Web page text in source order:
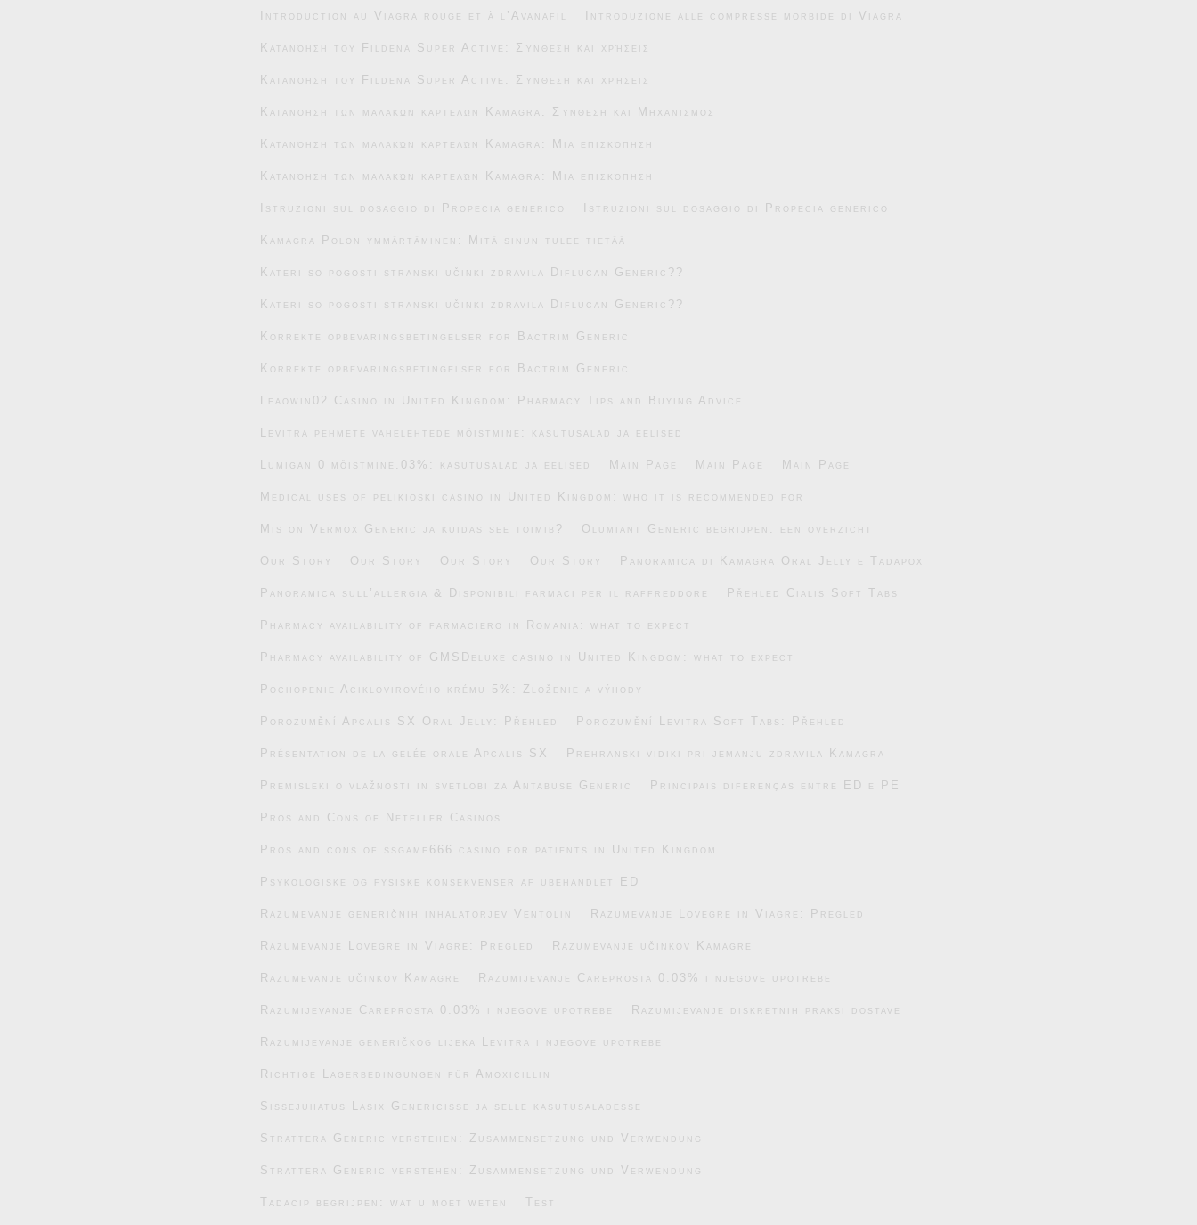
Introduction au Viagra rouge et à l’Avanafil Introduzione alle compresse morbide di Viagra
Κατανόηση του Fildena Super Active: Σύνθεση και χρήσεις
Κατανόηση του Fildena Super Active: Σύνθεση και χρήσεις
Κατανόηση των μαλακών καρτελών Kamagra: Σύνθεση και Μηχανισμός
Κατανόηση των μαλακών καρτελών Kamagra: Μια επισκόπηση
Κατανόηση των μαλακών καρτελών Kamagra: Μια επισκόπηση
Istruzioni sul dosaggio di Propecia generico Istruzioni sul dosaggio di Propecia generico
Kamagra Polon ymmärtäminen: Mitä sinun tulee tietää
Kateri so pogosti stranski učinki zdravila Diflucan Generic??
Kateri so pogosti stranski učinki zdravila Diflucan Generic??
Korrekte opbevaringsbetingelser for Bactrim Generic
Korrekte opbevaringsbetingelser for Bactrim Generic
Leaowin02 Casino in United Kingdom: Pharmacy Tips and Buying Advice
Levitra pehmete vahelehtede mõistmine: kasutusalad ja eelised
Lumigan 0 mõistmine.03%: kasutusalad ja eelised Main Page Main Page Main Page
Medical uses of pelikioski casino in United Kingdom: who it is recommended for
Mis on Vermox Generic ja kuidas see toimib? Olumiant Generic begrijpen: een overzicht
Our Story Our Story Our Story Our Story Panoramica di Kamagra Oral Jelly e Tadapox
Panoramica sull’allergia & Disponibili farmaci per il raffreddore Přehled Cialis Soft Tabs
Pharmacy availability of farmaciero in Romania: what to expect
Pharmacy availability of GMSDeluxe casino in United Kingdom: what to expect
Pochopenie Aciklovirového krému 5%: Zloženie a výhody
Porozumění Apcalis SX Oral Jelly: Přehled Porozumění Levitra Soft Tabs: Přehled
Présentation de la gelée orale Apcalis SX Prehranski vidiki pri jemanju zdravila Kamagra
Premisleki o vlažnosti in svetlobi za Antabuse Generic Principais diferenças entre ED e PE
Pros and Cons of Neteller Casinos
Pros and cons of ssgame666 casino for patients in United Kingdom
Psykologiske og fysiske konsekvenser af ubehandlet ED
Razumevanje generičnih inhalatorjev Ventolin Razumevanje Lovegre in Viagre: Pregled
Razumevanje Lovegre in Viagre: Pregled Razumevanje učinkov Kamagre
Razumevanje učinkov Kamagre Razumijevanje Careprosta 0.03% i njegove upotrebe
Razumijevanje Careprosta 0.03% i njegove upotrebe Razumijevanje diskretnih praksi dostave
Razumijevanje generičkog lijeka Levitra i njegove upotrebe
Richtige Lagerbedingungen für Amoxicillin
Sissejuhatus Lasix Genericisse ja selle kasutusaladesse
Strattera Generic verstehen: Zusammensetzung und Verwendung
Strattera Generic verstehen: Zusammensetzung und Verwendung
Tadacip begrijpen: wat u moet weten Test